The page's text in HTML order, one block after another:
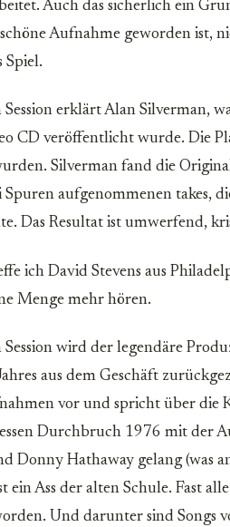
Auch das sicherlich ein
Aufnahme geworden ist,
Spiel.
erklärt Alan Silverman,
CD veröffentlicht wurde. Die
Silverman fand die
aufgenommenen takes,
Das Resultat ist umwerfend,
ich David Stevens aus
Menge mehr hören.
wird der legendäre
aus dem Geschäft
vor und spricht über die
Durchbruch 1976 mit der
Donny Hathaway gelang (was
ein Ass der alten Schule. Fast
Und darunter sind Songs